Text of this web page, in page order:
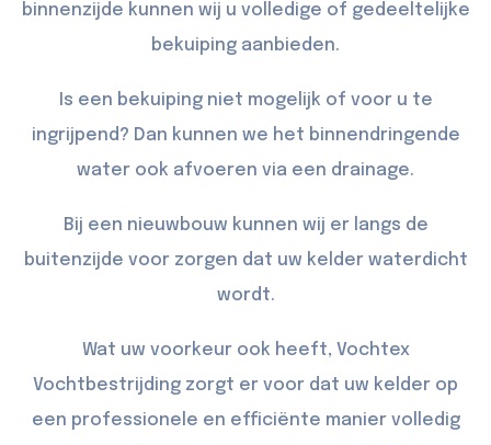
binnenzijde kunnen wij u volledige of gedeeltelijke
bekuiping aanbieden.
Is een bekuiping niet mogelijk of voor u te
ingrijpend? Dan kunnen we het binnendringende
water ook afvoeren via een drainage.
Bij een nieuwbouw kunnen wij er langs de
buitenzijde voor zorgen dat uw kelder waterdicht
wordt.
Wat uw voorkeur ook heeft, Vochtex
Vochtbestrijding zorgt er voor dat uw kelder op
een professionele en efficiënte manier volledig